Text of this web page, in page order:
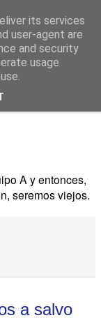
A y entonces,
seremos viejos.
a salvo
its services
user-agent are
and security
usage